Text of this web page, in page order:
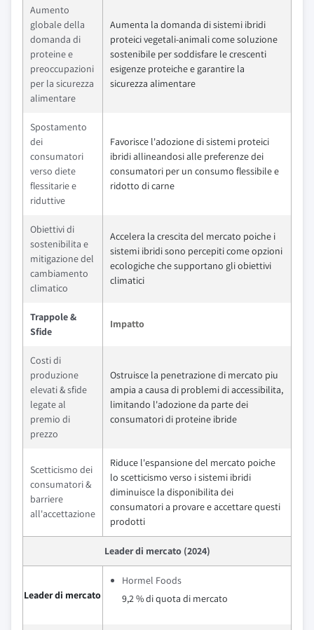
Aumento
globale della
domanda di
proteine e
preoccupazioni
per la sicurezza
alimentare
Aumenta la domanda di sistemi ibridi
proteici vegetali-animali come soluzione
sostenibile per soddisfare le crescenti
esigenze proteiche e garantire la
sicurezza alimentare
Spostamento
dei
consumatori
verso diete
flessitarie e
riduttive
Favorisce l'adozione di sistemi proteici
ibridi allineandosi alle preferenze dei
consumatori per un consumo flessibile e
ridotto di carne
Obiettivi di
sostenibilita e
mitigazione del
cambiamento
climatico
Accelera la crescita del mercato poiche i
sistemi ibridi sono percepiti come opzioni
ecologiche che supportano gli obiettivi
climatici
Trappole &
Sfide
Impatto
Costi di
produzione
elevati & sfide
legate al
premio di
prezzo
Ostruisce la penetrazione di mercato piu
ampia a causa di problemi di accessibilita,
limitando l'adozione da parte dei
consumatori di proteine ibride
Scetticismo dei
consumatori &
barriere
all'accettazione
Riduce l'espansione del mercato poiche
lo scetticismo verso i sistemi ibridi
diminuisce la disponibilita dei
consumatori a provare e accettare questi
prodotti
Leader di mercato (2024)
Leader di mercato
Hormel Foods
9,2 % di quota di mercato